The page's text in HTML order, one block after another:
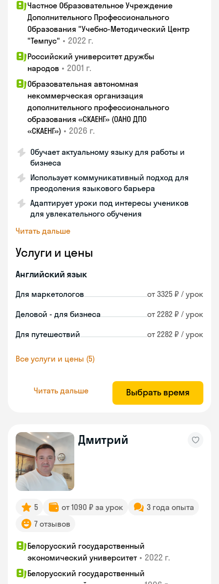
Частное Образовательное Учреждение
Дополнительного Профессионального
Образования "Учебно-Методический Центр
"Темпус" • 2022 г.
Российский университет дружбы
народов • 2001 г.
Образовательная автономная
некоммерческая организация
дополнительного профессионального
образования «СКАЕНГ» (ОАНО ДПО
«СКАЕНГ») • 2026 г.
Обучает актуальному языку для работы и
бизнеса
Использует коммуникативный подход для
преодоления языкового барьера
Адаптирует уроки под интересы учеников
для увлекательного обучения
Читать дальше
Услуги и цены
Английский язык
Для маркетологов от 3325 ₽ / урок
Деловой - для бизнеса от 2282 ₽ / урок
Для путешествий от 2282 ₽ / урок
Все услуги и цены (5)
Читать дальше Выбрать время
Дмитрий
5 от 1090 ₽ за урок
3 года опыта
7 отзывов
Белорусский государственный
экономический университет • 2022 г.
Белорусский государственный